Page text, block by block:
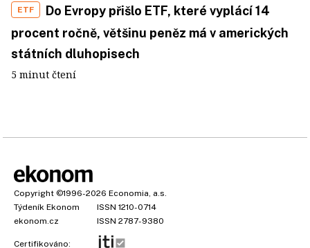
ETF
Do Evropy přišlo ETF, které vyplácí 14
procent ročně, většinu peněz má v amerických
státních dluhopisech
5 minut čtení
Copyright ©1996-2026 Economia, a.s.
Týdeník Ekonom
ISSN 1210-0714
ekonom.cz
ISSN 2787-9380
Certifikováno: